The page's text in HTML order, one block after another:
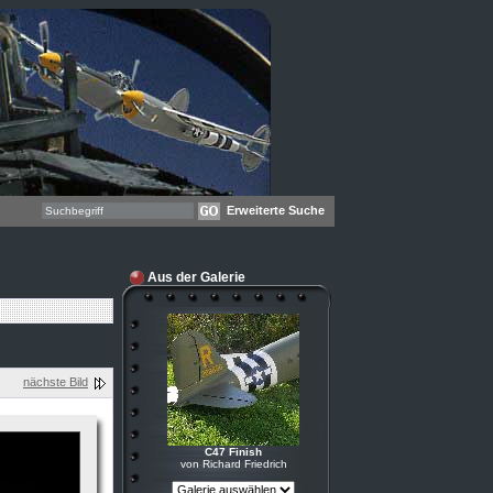
Erweiterte Suche
nächste Bild
Aus der Galerie
C47 Finish
von Richard Friedrich